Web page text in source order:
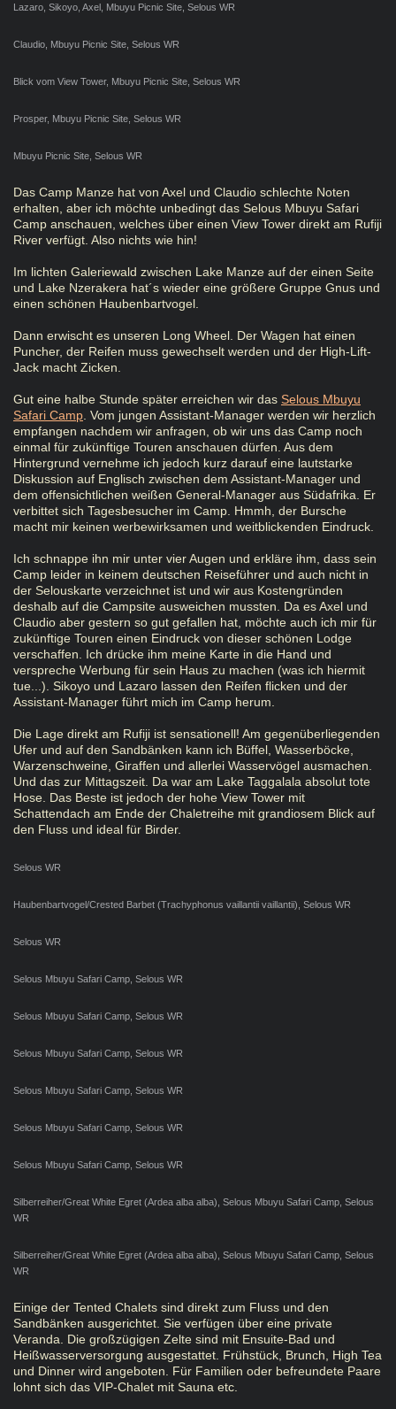
Lazaro, Sikoyo, Axel, Mbuyu Picnic Site, Selous WR
Claudio, Mbuyu Picnic Site, Selous WR
Blick vom View Tower, Mbuyu Picnic Site, Selous WR
Prosper, Mbuyu Picnic Site, Selous WR
Mbuyu Picnic Site, Selous WR
Das Camp Manze hat von Axel und Claudio schlechte Noten
erhalten, aber ich möchte unbedingt das Selous Mbuyu Safari
Camp anschauen, welches über einen View Tower direkt am Rufiji
River verfügt. Also nichts wie hin!
Im lichten Galeriewald zwischen Lake Manze auf der einen Seite
und Lake Nzerakera hat´s wieder eine größere Gruppe Gnus und
einen schönen Haubenbartvogel.
Dann erwischt es unseren Long Wheel. Der Wagen hat einen
Puncher, der Reifen muss gewechselt werden und der High-Lift-
Jack macht Zicken.
Gut eine halbe Stunde später erreichen wir das Selous Mbuyu
Safari Camp . Vom jungen Assistant-Manager werden wir herzlich
empfangen nachdem wir anfragen, ob wir uns das Camp noch
einmal für zukünftige Touren anschauen dürfen. Aus dem
Hintergrund vernehme ich jedoch kurz darauf eine lautstarke
Diskussion auf Englisch zwischen dem Assistant-Manager und
dem offensichtlichen weißen General-Manager aus Südafrika. Er
verbittet sich Tagesbesucher im Camp. Hmmh, der Bursche
macht mir keinen werbewirksamen und weitblickenden Eindruck.
Ich schnappe ihn mir unter vier Augen und erkläre ihm, dass sein
Camp leider in keinem deutschen Reiseführer und auch nicht in
der Selouskarte verzeichnet ist und wir aus Kostengründen
deshalb auf die Campsite ausweichen mussten. Da es Axel und
Claudio aber gestern so gut gefallen hat, möchte auch ich mir für
zukünftige Touren einen Eindruck von dieser schönen Lodge
verschaffen. Ich drücke ihm meine Karte in die Hand und
verspreche Werbung für sein Haus zu machen (was ich hiermit
tue...). Sikoyo und Lazaro lassen den Reifen flicken und der
Assistant-Manager führt mich im Camp herum.
Die Lage direkt am Rufiji ist sensationell! Am gegenüberliegenden
Ufer und auf den Sandbänken kann ich Büffel, Wasserböcke,
Warzenschweine, Giraffen und allerlei Wasservögel ausmachen.
Und das zur Mittagszeit. Da war am Lake Taggalala absolut tote
Hose. Das Beste ist jedoch der hohe View Tower mit
Schattendach am Ende der Chaletreihe mit grandiosem Blick auf
den Fluss und ideal für Birder.
Selous WR
Haubenbartvogel/Crested Barbet (Trachyphonus vaillantii vaillantii), Selous WR
Selous WR
Selous Mbuyu Safari Camp, Selous WR
Selous Mbuyu Safari Camp, Selous WR
Selous Mbuyu Safari Camp, Selous WR
Selous Mbuyu Safari Camp, Selous WR
Selous Mbuyu Safari Camp, Selous WR
Selous Mbuyu Safari Camp, Selous WR
Silberreiher/Great White Egret (Ardea alba alba), Selous Mbuyu Safari Camp, Selous
WR
Silberreiher/Great White Egret (Ardea alba alba), Selous Mbuyu Safari Camp, Selous
WR
Einige der Tented Chalets sind direkt zum Fluss und den
Sandbänken ausgerichtet. Sie verfügen über eine private
Veranda. Die großzügigen Zelte sind mit Ensuite-Bad und
Heißwasserversorgung ausgestattet. Frühstück, Brunch, High Tea
und Dinner wird angeboten. Für Familien oder befreundete Paare
lohnt sich das VIP-Chalet mit Sauna etc.